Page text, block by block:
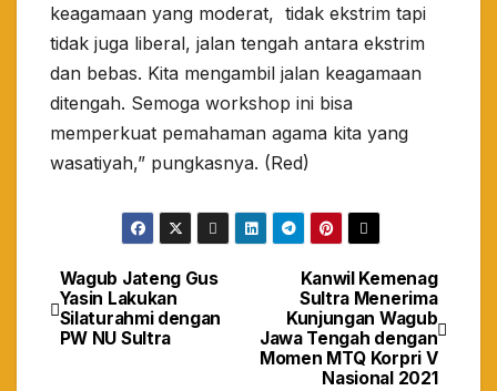
keagamaan yang moderat, tidak ekstrim tapi
tidak juga liberal, jalan tengah antara ekstrim
dan bebas. Kita mengambil jalan keagamaan
ditengah. Semoga workshop ini bisa
memperkuat pemahaman agama kita yang
wasatiyah,” pungkasnya. (Red)
Navigasi
pos
Kanwil Kemenag
Sultra Menerima
Kunjungan Wagub
Jawa Tengah dengan
Momen MTQ Korpri V
Nasional 2021
Wagub Jateng Gus
Yasin Lakukan
Silaturahmi dengan
PW NU Sultra